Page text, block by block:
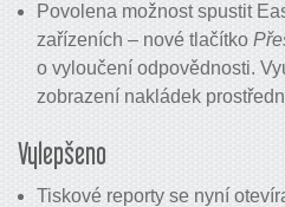
Povolena možnost spustit
zařízeních – nové tlačítko
o vyloučení odpovědnosti.
zobrazení nakládek
Vylepšeno
Tiskové reporty se nyní